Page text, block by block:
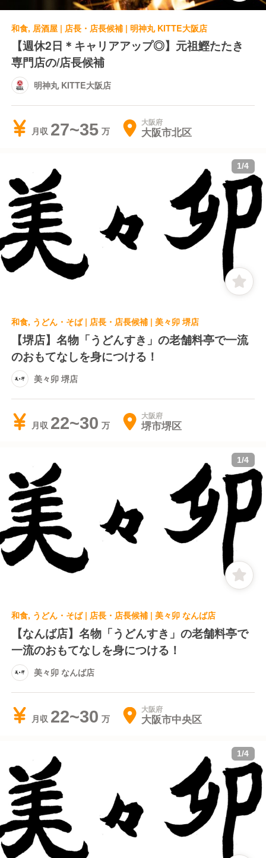
和食, 居酒屋 | 店長・店長候補 | 明神丸 KITTE大阪店
【週休2日＊キャリアアップ◎】元祖鰹たたき
専門店の/店長候補
明神丸 KITTE大阪店
月収 27~35 大阪府
大阪市北区
1/4
和食, うどん・そば | 店長・店長候補 | 美々卯 堺店
【堺店】名物「うどんすき」の老舗料亭で一流
のおもてなしを身につける！
美々卯 堺店
月収 22~30 大阪府
堺市堺区
1/4
和食, うどん・そば | 店長・店長候補 | 美々卯 なんば店
【なんば店】名物「うどんすき」の老舗料亭で
一流のおもてなしを身につける！
美々卯 なんば店
月収 22~30 大阪府
大阪市中央区
1/4